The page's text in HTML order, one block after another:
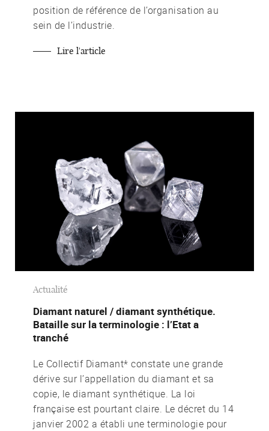
position de référence de l’organisation au
sein de l’industrie.
Lire l'article
Actualité
Diamant naturel / diamant synthétique.
Bataille sur la terminologie : l’Etat a
tranché
Le Collectif Diamant* constate une grande
dérive sur l’appellation du diamant et sa
copie, le diamant synthétique. La loi
française est pourtant claire. Le décret du 14
janvier 2002 a établi une terminologie pour